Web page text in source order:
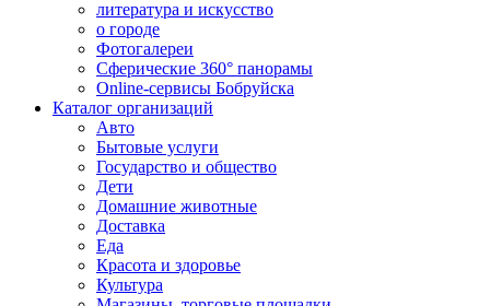
литература и искусство
о городе
Фотогалереи
Сферические 360° панорамы
Online-сервисы Бобруйска
Каталог организаций
Авто
Бытовые услуги
Государство и общество
Дети
Домашние животные
Доставка
Еда
Красота и здоровье
Культура